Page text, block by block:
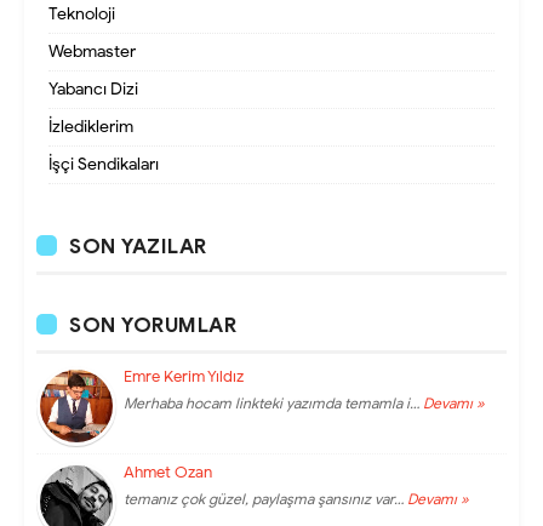
Teknoloji
Webmaster
Yabancı Dizi
İzlediklerim
İşçi Sendikaları
SON YAZILAR
SON YORUMLAR
Emre Kerim Yıldız
Merhaba hocam linkteki yazımda temamla i… Devamı »
Ahmet Ozan
temanız çok güzel, paylaşma şansınız var… Devamı »